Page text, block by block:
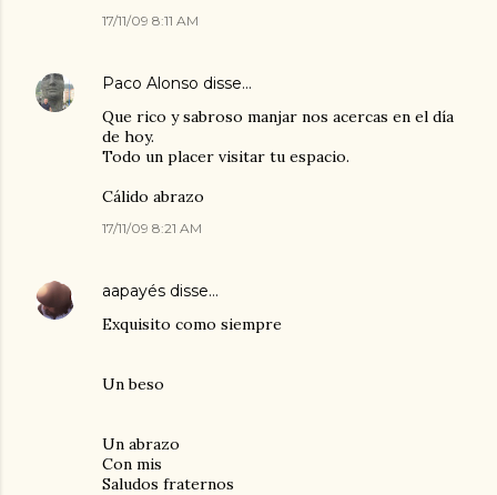
17/11/09 8:11 AM
Paco Alonso disse…
Que rico y sabroso manjar nos acercas en el día
de hoy.
Todo un placer visitar tu espacio.
Cálido abrazo
17/11/09 8:21 AM
aapayés disse…
Exquisito como siempre
Un beso
Un abrazo
Con mis
Saludos fraternos